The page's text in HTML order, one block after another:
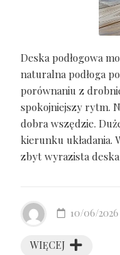
Deska podłogowa
naturalna podłoga
porównaniu z
spokojniejszy rytm.
dobra wszędzie.
kierunku układania.
zbyt wyrazista deska
WIĘCEJ
10/06/2026